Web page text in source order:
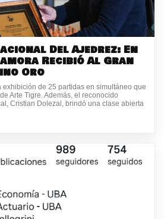
Del Ajedrez: En
Recibió Al Gran
Oro
exhibición de 25 partidas en simultáneo que
Arte Tigre. Además, el reconocido
Cristian Dolezal, brindó una clase abierta